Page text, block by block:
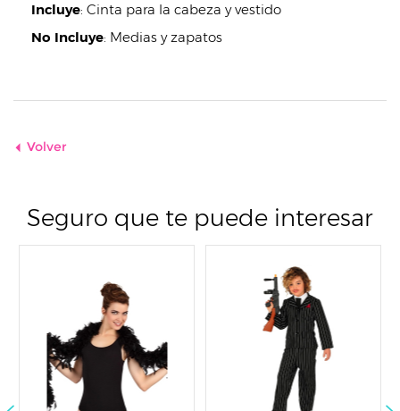
Incluye: Cinta para la cabeza y vestido
No Incluye: Medias y zapatos
Volver
Seguro que te puede interesar